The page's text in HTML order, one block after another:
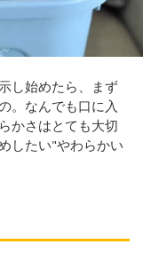
し始めたら、まず
。なんでも口に入
かさはとても大切
したい"やわらかい